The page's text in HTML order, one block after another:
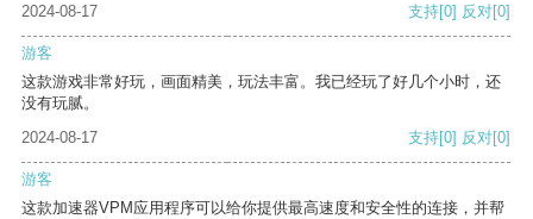
2024-08-17
支持[0] 反对[0]
游客
这款游戏非常好玩，画面精美，玩法丰富。我已经玩了好几个小时，还
没有玩腻。
2024-08-17
支持[0] 反对[0]
游客
这款加速器VPM应用程序可以给你提供最高速度和安全性的连接，并帮